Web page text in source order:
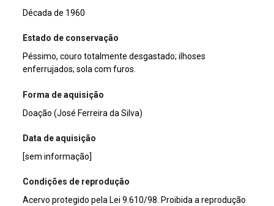
Década de 1960
Estado de conservação
Péssimo, couro totalmente desgastado; ilhoses
enferrujados; sola com furos.
Forma de aquisição
Doação (José Ferreira da Silva)
Data de aquisição
[sem informação]
Condições de reprodução
Acervo protegido pela Lei 9.610/98. Proibida a reprodução